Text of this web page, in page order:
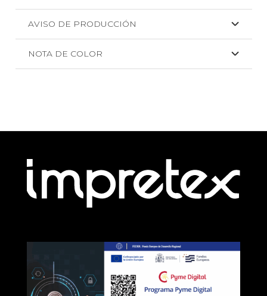
AVISO DE PRODUCCIÓN
NOTA DE COLOR